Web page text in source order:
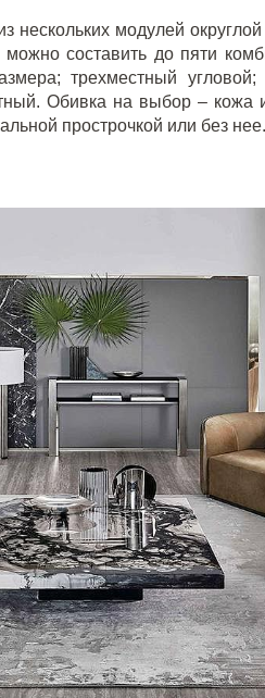
нескольких модулей
составить до пяти
трехместный
Обивка на выбор – кожа
прострочкой или без нее.